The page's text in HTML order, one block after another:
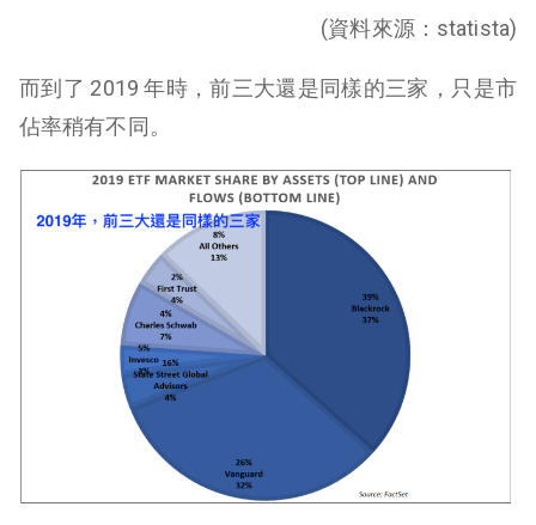
(資料來源：statista)
而到了 2019 年時，前三大還是同樣的三家，只是市
佔率稍有不同。